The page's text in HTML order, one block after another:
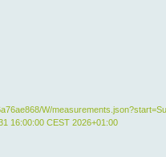
W/
16:00:00 CEST 2026+01:00